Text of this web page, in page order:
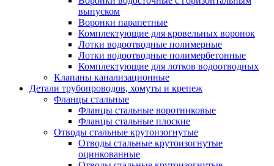
выпуском
Воронки парапетные
Комплектующие для кровельных воронок
Лотки водоотводные полимерные
Лотки водоотводные полимербетонные
Комплектующие для лотков водоотводных
Клапаны канализационные
Детали трубопроводов, хомуты и крепеж
Фланцы стальные
Фланцы стальные воротниковые
Фланцы стальные плоские
Отводы стальные крутоизогнутые
Отводы стальные крутоизогнутые
оцинкованные